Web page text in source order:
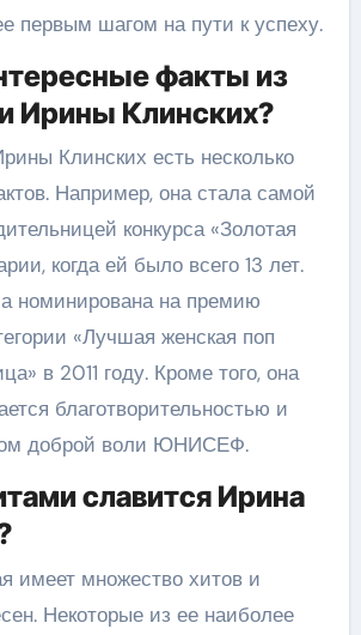
первым шагом на пути к успеху.
факты из
Ирины Клинских?
Клинских есть несколько
Например, она стала самой
конкурса «Золотая
когда ей было всего 13 лет.
номинирована на премию
«Лучшая женская поп
в 2011 году. Кроме того, она
благотворительностью и
доброй воли ЮНИСЕФ.
славится Ирина
имеет множество хитов и
Некоторые из ее наиболее